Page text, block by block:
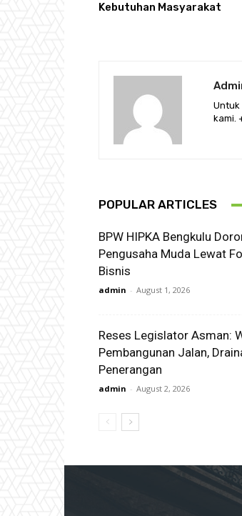
Kebutuhan Masyarakat
Untuk
kami.
POPULAR ARTICLES
BPW HIPKA Bengkulu
Pengusaha Muda Lewat
Bisnis
admin - August 1, 2026
Reses Legislator Asman:
Pembangunan Jalan,
Penerangan
admin - August 2, 2026